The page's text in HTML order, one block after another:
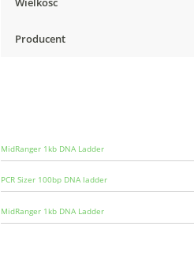
Producent
MidRanger 1kb DNA Ladder
PCR Sizer 100bp DNA ladder
MidRanger 1kb DNA Ladder